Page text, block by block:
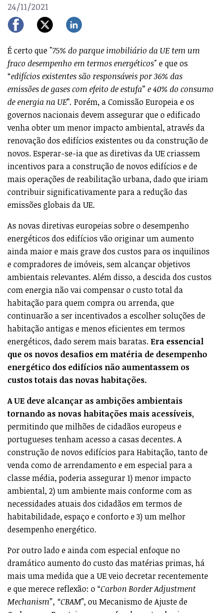
24/11/2021
É certo que "75% do parque imobiliário da UE tem um
fraco desempenho em termos energéticos"e que os
“edifícios existentes são responsáveis por 36% das
emissões de gases com efeito de estufa” e 40% do consumo
de energia na UE”. Porém, a Comissão Europeia e os
governos nacionais devem assegurar que o edificado
venha obter um menor impacto ambiental, através da
renovação dos edifícios existentes ou da construção de
novos. Esperar-se-ia que as diretivas da UE criassem
incentivos para a construção de novos edifícios e de
mais operações de reabilitação urbana, dado que iriam
contribuir significativamente para a redução das
emissões globais da UE.
As novas diretivas europeias sobre o desempenho
energéticos dos edifícios vão originar um aumento
ainda maior e mais grave dos custos para os inquilinos
e compradores de imóveis, sem alcançar objetivos
ambientais relevantes. Além disso, a descida dos custos
com energia não vai compensar o custo total da
habitação para quem compra ou arrenda, que
continuarão a ser incentivados a escolher soluções de
habitação antigas e menos eficientes em termos
energéticos, dado serem mais baratas. Era essencial
que os novos desafios em matéria de desempenho
energético dos edifícios não aumentassem os
custos totais das novas habitações.
A UE deve alcançar as ambições ambientais
tornando as novas habitações mais acessíveis,
permitindo que milhões de cidadãos europeus e
portugueses tenham acesso a casas decentes. A
construção de novos edifícios para Habitação, tanto de
venda como de arrendamento e em especial para a
classe média, poderia assegurar 1) menor impacto
ambiental, 2) um ambiente mais conforme com as
necessidades atuais dos cidadãos em termos de
habitabilidade, espaço e conforto e 3) um melhor
desempenho energético.
Por outro lado e ainda com especial enfoque no
dramático aumento do custo das matérias primas, há
mais uma medida que a UE veio decretar recentemente
e que merece reflexão: o “Carbon Border Adjustment
Mechanism”, “CBAM”, ou Mecanismo de Ajuste de